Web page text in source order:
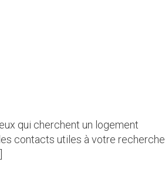
qui cherchent un logement
contacts utiles à votre recherche